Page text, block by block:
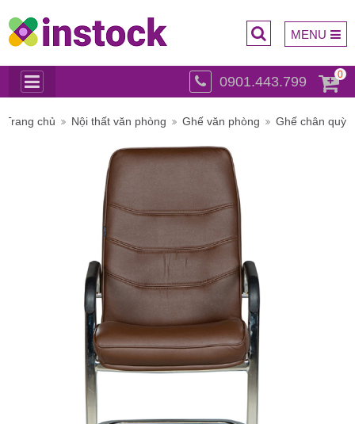
0901.443.799 0
MENU
Trụ sở
chính:
3/6D, ấp
Trang chủ Nội thất văn phòng Ghế văn phòng Ghế chân quỳ